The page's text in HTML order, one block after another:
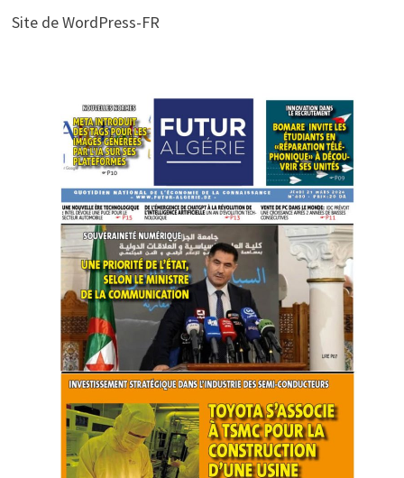
Site de WordPress-FR